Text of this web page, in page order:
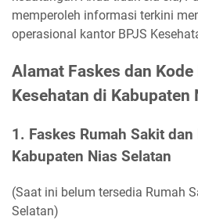
memperoleh informasi terkini
operasional kantor BPJS
Alamat Faskes dan Kode
Kesehatan di Kabupaten
1. Faskes Rumah Sakit
Kabupaten Nias Selatan
(Saat ini belum tersedia Rumah
Selatan)